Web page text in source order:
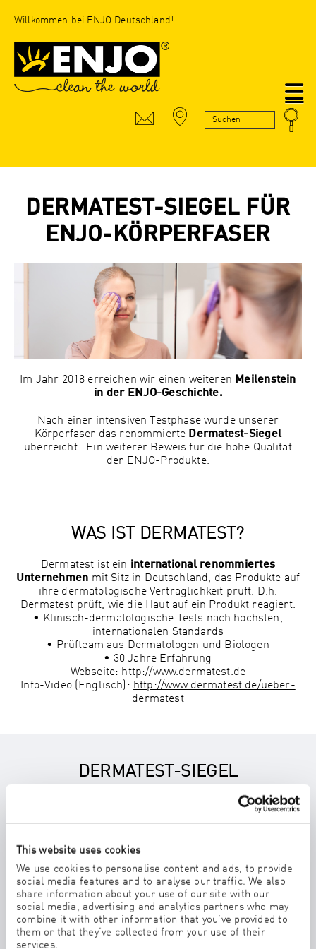
This website uses cookies
We use cookies to personalise content and ads, to provide
social media features and to analyse our traffic. We also
share information about your use of our site with our
social media, advertising and analytics partners who may
combine it with other information that you’ve provided to
them or that they’ve collected from your use of their
services.
Willkommen bei ENJO Deutschland!
DERMATEST-SIEGEL FÜR
ENJO-KÖRPERFASER
Im Jahr 2018 erreichen wir einen weiteren Meilenstein
in der ENJO-Geschichte.
Nach einer intensiven Testphase wurde unserer
Körperfaser das renommierte Dermatest-Siegel
überreicht. Ein weiterer Beweis für die hohe Qualität
der ENJO-Produkte.
WAS IST DERMATEST?
Dermatest ist ein international renommiertes
Unternehmen mit Sitz in Deutschland, das Produkte auf
ihre dermatologische Verträglichkeit prüft. D.h.
Dermatest prüft, wie die Haut auf ein Produkt reagiert.
• Klinisch-dermatologische Tests nach höchsten,
internationalen Standards
• Prüfteam aus Dermatologen und Biologen
• 30 Jahre Erfahrung
Webseite: http://www.dermatest.de
Info-Video (Englisch): http://www.dermatest.de/ueber-
dermatest
DERMATEST-SIEGEL
Produkte, die den hohen dermatologischen
Anforderungen entsprechen, werden mit dem
verschiedenen Stufen.